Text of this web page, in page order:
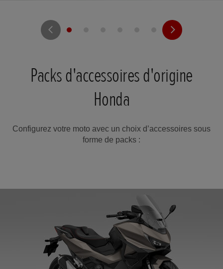
Packs d'accessoires d'origine
Honda
Configurez votre moto avec un choix d’accessoires sous
forme de packs :